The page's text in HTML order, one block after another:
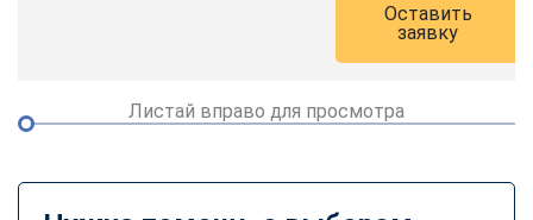
Оставить
заявку
Листай вправо для просмотра